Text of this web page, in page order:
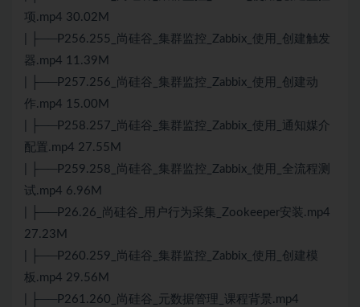
项.mp4 30.02M
| ├──P256.255_尚硅谷_集群监控_Zabbix_使用_创建触发
器.mp4 11.39M
| ├──P257.256_尚硅谷_集群监控_Zabbix_使用_创建动
作.mp4 15.00M
| ├──P258.257_尚硅谷_集群监控_Zabbix_使用_通知媒介
配置.mp4 27.55M
| ├──P259.258_尚硅谷_集群监控_Zabbix_使用_全流程测
试.mp4 6.96M
| ├──P26.26_尚硅谷_用户行为采集_Zookeeper安装.mp4
27.23M
| ├──P260.259_尚硅谷_集群监控_Zabbix_使用_创建模
板.mp4 29.56M
| ├──P261.260_尚硅谷_元数据管理_课程背景.mp4